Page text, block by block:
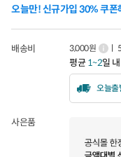
오늘만! 신규가입 30% 쿠폰
배송비 3,000원 ㅣ
평균1~2일
오늘출
사은품